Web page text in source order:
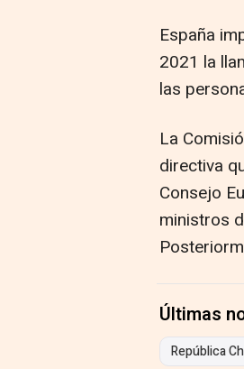
España
2021 la
las
La
directiva
Consejo
ministros
Últimas
República